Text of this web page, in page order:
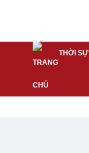
THỜI SỰ